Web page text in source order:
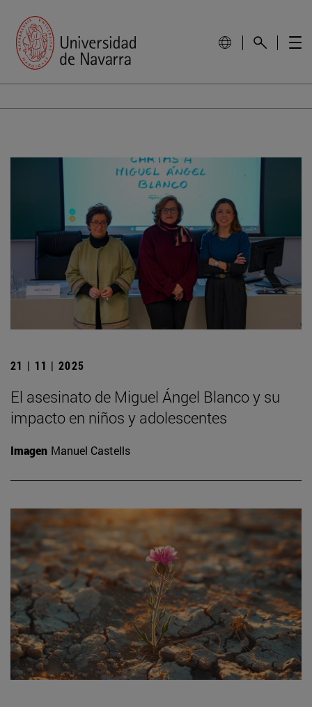
21 | 11 | 2025
El asesinato de Miguel Ángel Blanco y su
impacto en niños y adolescentes
Imagen Manuel Castells